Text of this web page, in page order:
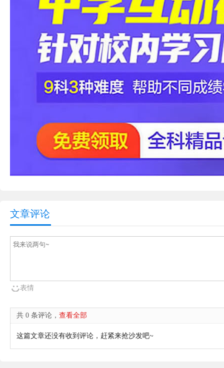
文章评论
表情
共 0 条评论， 查看全部
这篇文章还没有收到评论，赶紧来抢沙发吧~